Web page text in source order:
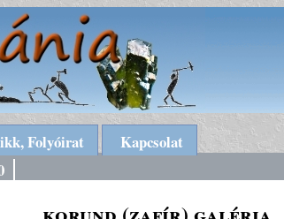
Folyóirat
Kapcsolat